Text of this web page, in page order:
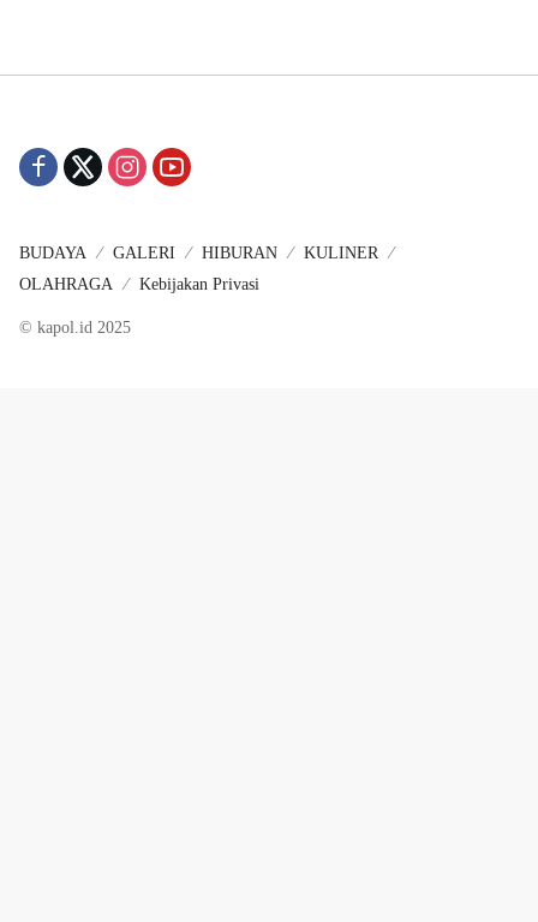
BUDAYA GALERI HIBURAN
KULINER
OLAHRAGA
Kebijakan Privasi
© kapol.id 2025